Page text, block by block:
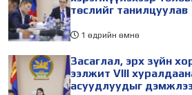
төслийг танилцуулав
1 өдрийн өмнө
Засаглал, эрх зүйн
ээлжит VIII
асуудлуудыг